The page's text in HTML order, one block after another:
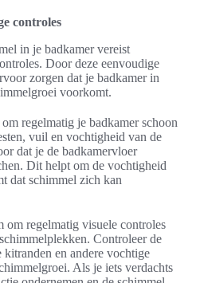
controles
in je badkamer vereist
Door deze eenvoudige
zorgen dat je badkamer in
voorkomt.
regelmatig je badkamer schoon
vuil en vochtigheid van de
dat je de badkamervloer
Dit helpt om de vochtigheid
dat schimmel zich kan
om regelmatig visuele controles
Controleer de
kitranden en andere vochtige
Als je iets verdachts